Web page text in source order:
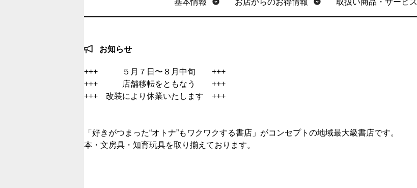
基本情報 お店からのお得情報 取扱い商品・サービス
お知らせ
+++ ５月７日〜８月中旬 +++
+++ 店舗移転をともなう +++
+++ 改装により休業いたします +++
「好きがつまった“オトナ”もワクワクする書店」がコンセプトの地域最大級書店です。
本・文房具・知育玩具を取り揃えております。